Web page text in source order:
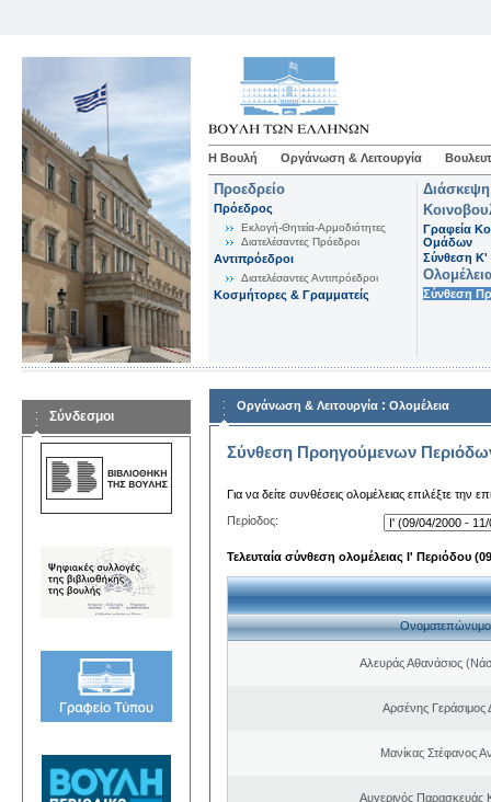
Η Βουλή Οργάνωση & Λειτουργία
Προεδρείο
Πρόεδρος
Εκλογή-Θητεία-Αρμοδιότητες
Διατελέσαντες Πρόεδροι
Αντιπρόεδροι
Διατελέσαντες Αντιπρόεδροι
Κοσμήτορες & Γραμματείς
Γραφεία
Ομάδων
Σύνθεση K'
Σύνθεση
Σύνδεσμοι
Οργάνωση & Λειτουργία : Ολομέλεια
Σύνθεση Προηγούμενων
Για να δείτε συνθέσεις ολομέλειας επιλέξτε την
Περίοδος:
Τελευταία σύνθεση ολομέλειας Ι' Περιόδου
Ονοματεπώνυμο
Αλευράς Αθανάσιος
Αρσένης Γεράσιμος
Μανίκας Στέφανος
Αυγερινός Παρασκευάς